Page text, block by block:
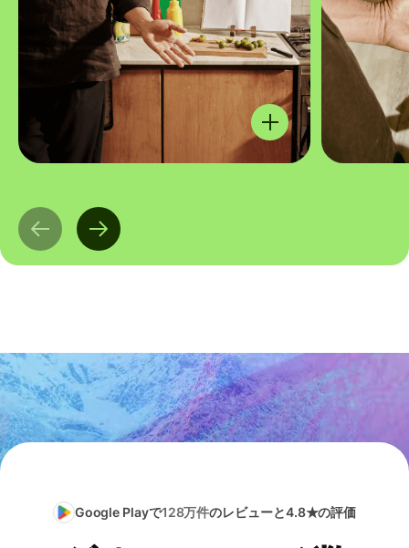
Google Playで128万件のレビューと4.8★の評価